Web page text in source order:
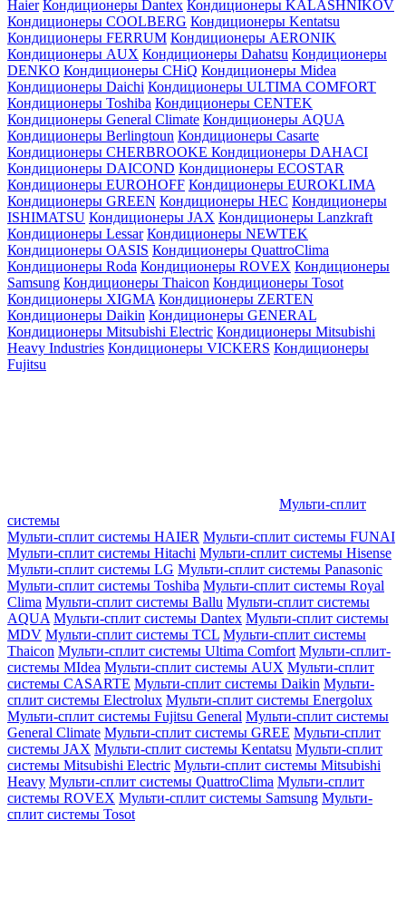
Haier Кондиционеры Dantex Кондиционеры KALASHNIKOV
Кондиционеры СOOLBERG Кондиционеры Kentatsu
Кондиционеры FERRUM Кондиционеры AERONIK
Кондиционеры AUX Кондиционеры Dahatsu Кондиционеры
DENKO Кондиционеры CHiQ Кондиционеры Midea
Кондиционеры Daichi Кондиционеры ULTIMA COMFORT
Кондиционеры Toshiba Кондиционеры CENTEK
Кондиционеры General Climate Кондиционеры AQUA
Кондиционеры Berlingtoun Кондиционеры Casarte
Кондиционеры CHERBROOKE Кондиционеры DAHACI
Кондиционеры DAICOND Кондиционеры ECOSTAR
Кондиционеры EUROHOFF Кондиционеры EUROKLIMA
Кондиционеры GREEN Кондиционеры HEC Кондиционеры
ISHIMATSU Кондиционеры JAX Кондиционеры Lanzkraft
Кондиционеры Lessar Кондиционеры NEWTEK
Кондиционеры OASIS Кондиционеры QuattroClima
Кондиционеры Roda Кондиционеры ROVEX Кондиционеры
Samsung Кондиционеры Thaicon Кондиционеры Tosot
Кондиционеры XIGMA Кондиционеры ZERTEN
Кондиционеры Daikin Кондиционеры GENERAL
Кондиционеры Mitsubishi Electric Кондиционеры Mitsubishi
Heavy Industries Кондиционеры VICKERS Кондиционеры
Fujitsu
Мульти-сплит
системы
Мульти-сплит системы HAIER Мульти-сплит системы FUNAI
Мульти-сплит системы Hitachi Мульти-сплит системы Hisense
Мульти-сплит системы LG Мульти-сплит системы Panasonic
Мульти-сплит системы Toshiba Мульти-сплит системы Royal
Clima Мульти-сплит системы Ballu Мульти-сплит системы
AQUA Мульти-сплит системы Dantex Мульти-сплит системы
MDV Мульти-сплит системы TCL Мульти-сплит системы
Thaicon Мульти-сплит системы Ultima Comfort Мульти-сплит-
системы MIdea Мульти-сплит системы AUX Мульти-сплит
системы CASARTE Мульти-сплит системы Daikin Мульти-
сплит системы Electrolux Мульти-сплит системы Energolux
Мульти-сплит системы Fujitsu General Мульти-сплит системы
General Climate Мульти-сплит системы GREE Мульти-сплит
системы JAX Мульти-сплит системы Kentatsu Мульти-сплит
системы Mitsubishi Electric Мульти-сплит системы Mitsubishi
Heavy Мульти-сплит системы QuattroClima Мульти-сплит
системы ROVEX Мульти-сплит системы Samsung Мульти-
сплит системы Tosot